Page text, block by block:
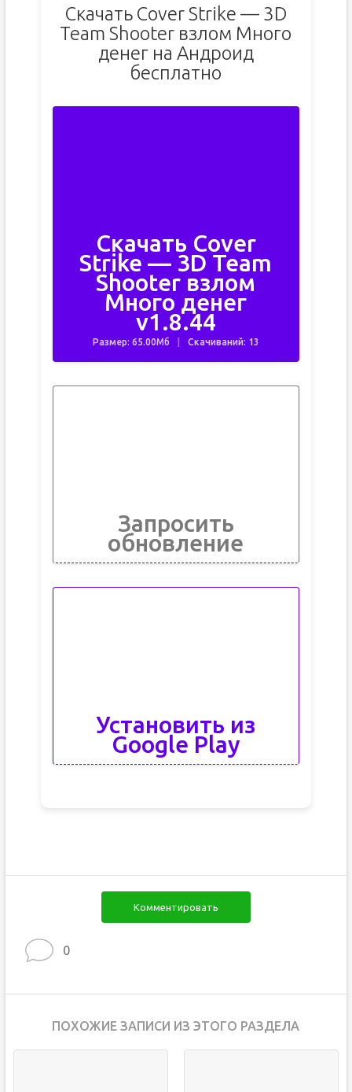
Скачать Cover Strike — 3D
Team Shooter взлом Много
денег на Андроид
бесплатно
Скачать Cover
Strike — 3D Team
Shooter взлом
Много денег
v1.8.44
Размер: 65.00Мб Скачиваний: 13
Запросить
обновление
Установить из
Google Play
Комментировать
0
ПОХОЖИЕ ЗАПИСИ ИЗ ЭТОГО РАЗДЕЛА